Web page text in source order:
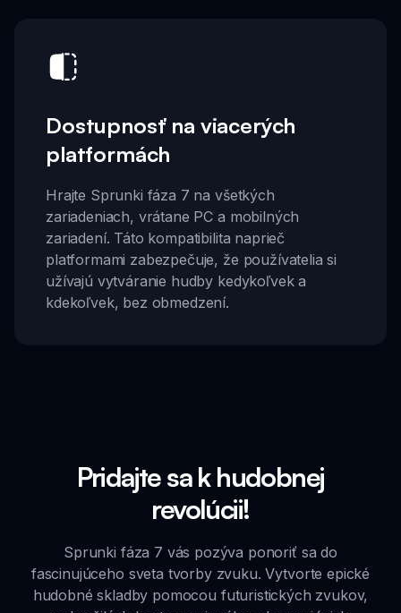
Dostupnosť na viacerých
platformách
Hrajte Sprunki fáza 7 na všetkých
zariadeniach, vrátane PC a mobilných
zariadení. Táto kompatibilita naprieč
platformami zabezpečuje, že používatelia si
užívajú vytváranie hudby kedykoľvek a
kdekoľvek, bez obmedzení.
Pridajte sa k hudobnej
revolúcii!
Sprunki fáza 7 vás pozýva ponoriť sa do
fascinujúceho sveta tvorby zvuku. Vytvorte epické
hudobné skladby pomocou futuristických zvukov,